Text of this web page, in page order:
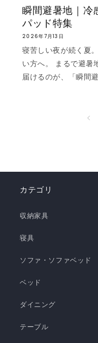
瞬間避暑地｜冷
パッド特集
2026年7月13日
寝苦しい夜が続く夏
い方へ。 まるで避暑
届けるのが、「瞬間
うな“ずっと触れて
う！✨ ❄️強冷感リバ
き枕 ❄️強冷感3層ご
ッド ❄️強冷感極厚ラ
ケット ・選べる4サ
シブル仕様 ・柔らか
濯できてお手入れ簡
暑地 くしゅくしゅケ
カテゴリ
収納家具
寝具
ソファ・ソファベッド
ベッド
ダイニング
テーブル